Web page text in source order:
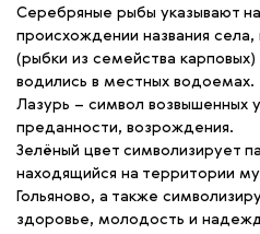
Серебряные рыбы указывают
происхождении названия села,
(рыбки из семейства карповых)
водились в местных водоемах.
Лазурь – символ возвышенных
преданности, возрождения.
Зелёный цвет символизирует
находящийся на территории
Гольяново, а также
здоровье, молодость и